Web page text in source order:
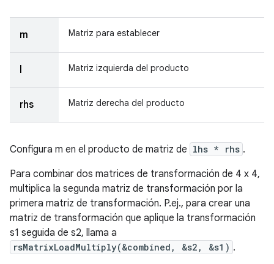
m Matriz para establecer
l Matriz izquierda del producto
rhs Matriz derecha del producto
Configura m en el producto de matriz de lhs * rhs .
Para combinar dos matrices de transformación de 4 x 4,
multiplica la segunda matriz de transformación por la
primera matriz de transformación. P.ej., para crear una
matriz de transformación que aplique la transformación
s1 seguida de s2, llama a
rsMatrixLoadMultiply(&combined, &s2, &s1) .